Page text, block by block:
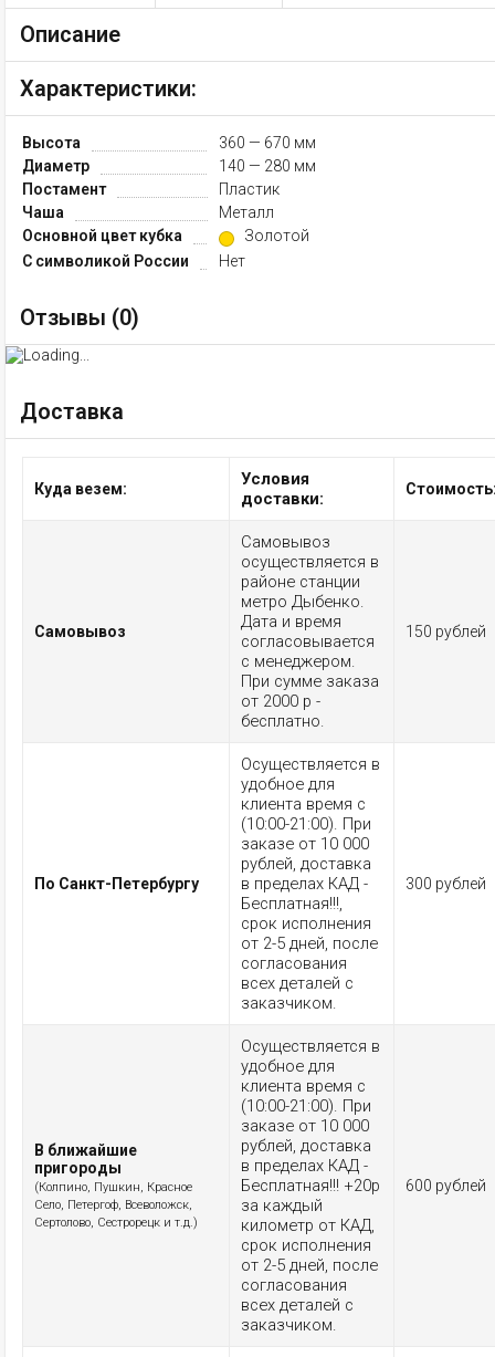
Описание
Характеристики:
Высота
360 — 670 мм
Диаметр
140 — 280 мм
Постамент
Пластик
Чаша
Металл
Основной цвет кубка
Золотой
С символикой России
Нет
Отзывы (0)
Доставка
Куда везем:
Условия
доставки:
Самовывоз
Самовывоз
осуществляется в
районе станции
метро Дыбенко.
Дата и время
согласовывается
с менеджером.
При сумме заказа
от 2000 р -
бесплатно.
150 рублей
По Санкт-Петербургу
Осуществляется в
удобное для
клиента время с
(10:00-21:00). При
заказе от 10 000
рублей, доставка
в пределах КАД -
Бесплатная!!!,
срок исполнения
от 2-5 дней, после
согласования
всех деталей с
заказчиком.
300 рублей
В ближайшие
пригороды
(Колпино, Пушкин, Красное
Село, Петергоф, Всеволожск,
Сертолово, Сестрорецк и т.д.)
Осуществляется в
удобное для
клиента время с
(10:00-21:00). При
заказе от 10 000
рублей, доставка
в пределах КАД -
Бесплатная!!! +20р
за каждый
километр от КАД,
срок исполнения
от 2-5 дней, после
согласования
всех деталей с
заказчиком.
600 рублей